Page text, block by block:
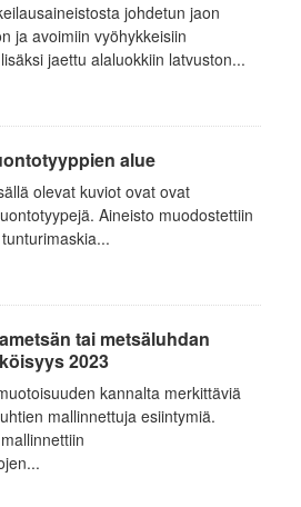
johdetun jaon
ja avoimiin vyöhykkeisiin
jaettu alaluokkiin latvuston...
alue
olevat kuviot ovat ovat
Aineisto muodostettiin
tai metsäluhdan
2023
kannalta merkittäviä
mallinnettuja esiintymiä.